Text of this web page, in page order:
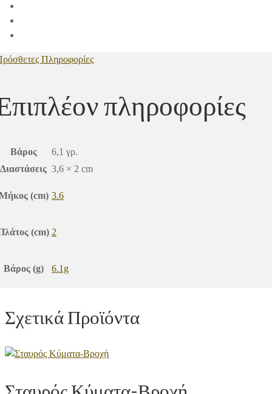
Πληροφορίες
πληροφορίες
Βάρος
6,1 γρ.
Διαστάσεις 3,6 × 2 cm
(cm) 3.6
(cm) 2
Βάρος (g) 6.1g
Σχετικά Προϊόντα